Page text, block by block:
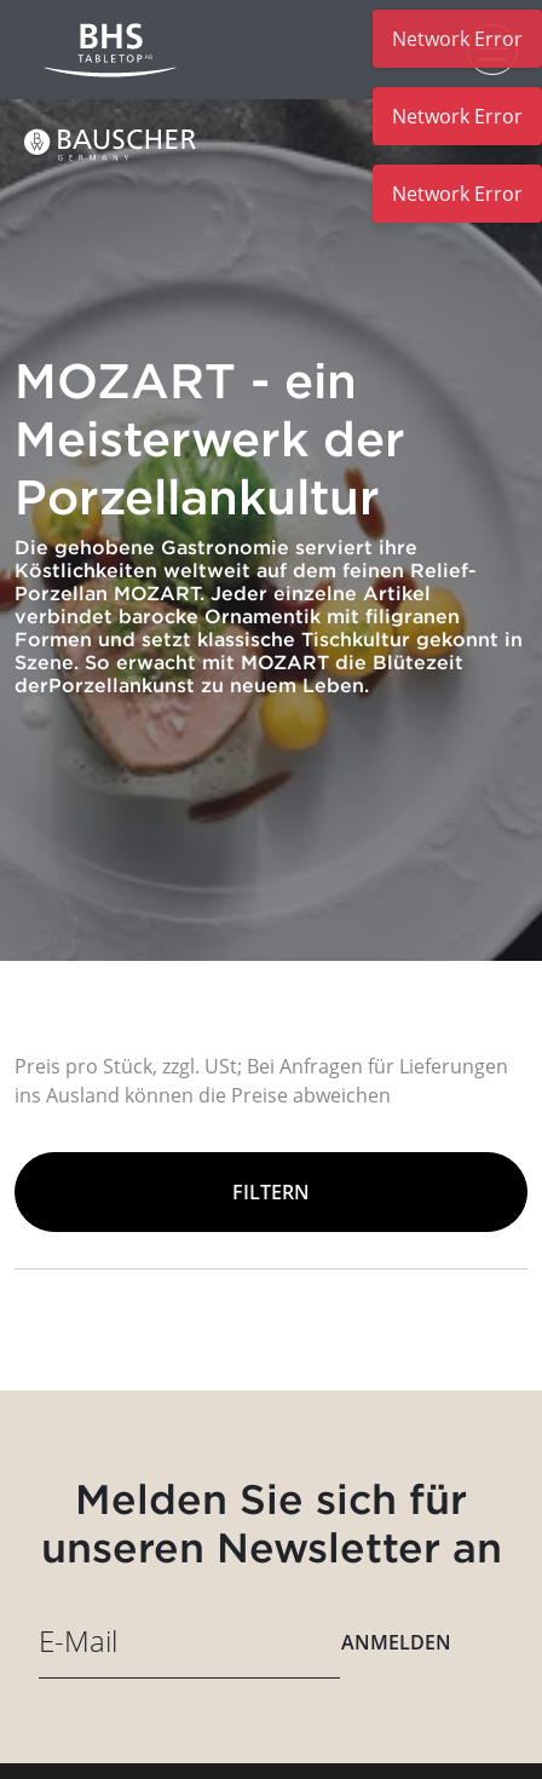
Zum Hauptinhalt
MOZART - ein
Meisterwerk der
Porzellankultur
Die gehobene Gastronomie serviert ihre
Köstlichkeiten weltweit auf dem feinen Relief-
Porzellan MOZART. Jeder einzelne Artikel
verbindet barocke Ornamentik mit filigranen
Formen und setzt klassische Tischkultur gekonnt in
Szene. So erwacht mit MOZART die Blütezeit
derPorzellankunst zu neuem Leben.
Preis pro Stück, zzgl. USt; Bei Anfragen für Lieferungen
ins Ausland können die Preise abweichen
FILTERN
Melden Sie sich für
unseren Newsletter an
ANMELDEN
Network Error